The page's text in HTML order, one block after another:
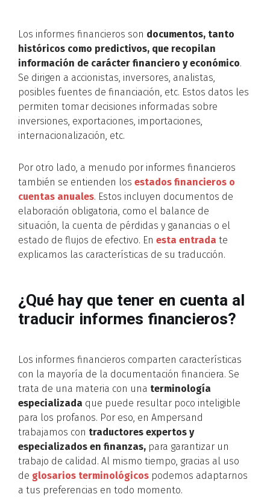
Los informes financieros son documentos, tanto
históricos como predictivos, que recopilan
información de carácter financiero y económico.
Se dirigen a accionistas, inversores, analistas,
posibles fuentes de financiación, etc. Estos datos les
permiten tomar decisiones informadas sobre
inversiones, exportaciones, importaciones,
internacionalización, etc.
Por otro lado, a menudo por informes financieros
también se entienden los estados financieros o
cuentas anuales. Estos incluyen documentos de
elaboración obligatoria, como el balance de
situación, la cuenta de pérdidas y ganancias o el
estado de flujos de efectivo. En esta entrada te
explicamos las características de su traducción.
¿Qué hay que tener en cuenta al
traducir informes financieros?
Los informes financieros comparten características
con la mayoría de la documentación financiera. Se
trata de una materia con una terminología
especializada que puede resultar poco inteligible
para los profanos. Por eso, en Ampersand
trabajamos con traductores expertos y
especializados en finanzas, para garantizar un
trabajo de calidad. Al mismo tiempo, gracias al uso
de glosarios terminológicos podemos adaptarnos
a tus preferencias en todo momento.